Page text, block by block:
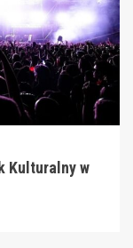
Kulturalny w